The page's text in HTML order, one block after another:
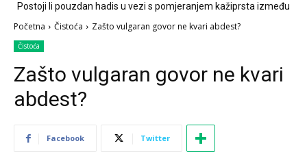
Postoji li pouzdan hadis u vezi s pomjeranjem kažiprsta između
Početna Čistoća Zašto vulgaran govor ne kvari abdest?
Čistoća
Zašto vulgaran govor ne kvari
abdest?
Facebook Twitter